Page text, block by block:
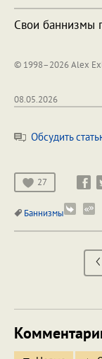
Свои баннизмы
© 1998–2026 Alex
08.05.2026
Обсудить
27
Баннизмы